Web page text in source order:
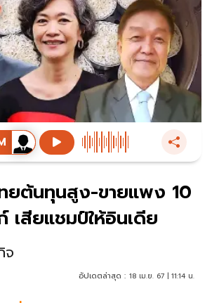
ทยต้นทุนสูง-ขายแพง 10
สียแชมป์ให้อินเดีย
จ
อัปเดตล่าสุด : 18 เม.ย. 67 | 11:14 น.